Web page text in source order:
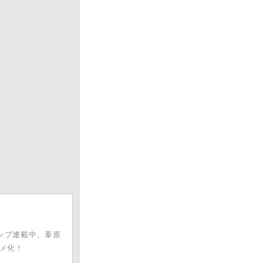
プ連載中、葦原
化！